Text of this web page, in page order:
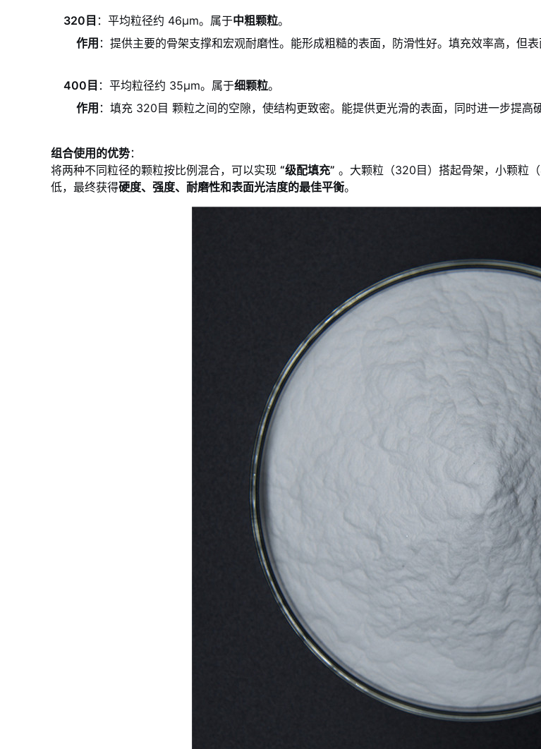
320目 ：平均粒径约 46μm。属于中粗颗粒。
作用 ：提供主要的骨架支撑和宏观耐磨性。能形成粗糙的表面，防滑性好。填充效率高，但表
400目 ：平均粒径约 35μm。属于细颗粒。
作用 ：填充 320目 颗粒之间的空隙，使结构更致密。能提供更光滑的表面，同时进一步提高
组合使用的优势：
将两种不同粒径的颗粒按比例混合，可以实现 “级配填充” 。大颗粒（320目）搭起骨架，小颗粒
低，最终获得硬度、强度、耐磨性和表面光洁度的最佳平衡。